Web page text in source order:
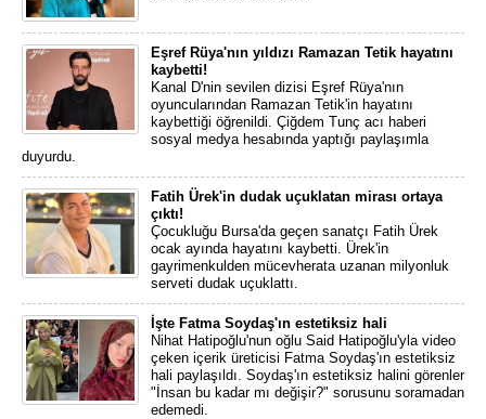
Eşref Rüya'nın yıldızı Ramazan Tetik hayatını
kaybetti!
Kanal D'nin sevilen dizisi Eşref Rüya'nın
oyuncularından Ramazan Tetik'in hayatını
kaybettiği öğrenildi. Çiğdem Tunç acı haberi
sosyal medya hesabında yaptığı paylaşımla
duyurdu.
Fatih Ürek'in dudak uçuklatan mirası ortaya
çıktı!
Çocukluğu Bursa'da geçen sanatçı Fatih Ürek
ocak ayında hayatını kaybetti. Ürek'in
gayrimenkulden mücevherata uzanan milyonluk
serveti dudak uçuklattı.
İşte Fatma Soydaş'ın estetiksiz hali
Nihat Hatipoğlu'nun oğlu Said Hatipoğlu'yla video
çeken içerik üreticisi Fatma Soydaş'ın estetiksiz
hali paylaşıldı. Soydaş'ın estetiksiz halini görenler
"İnsan bu kadar mı değişir?" sorusunu soramadan
edemedi.